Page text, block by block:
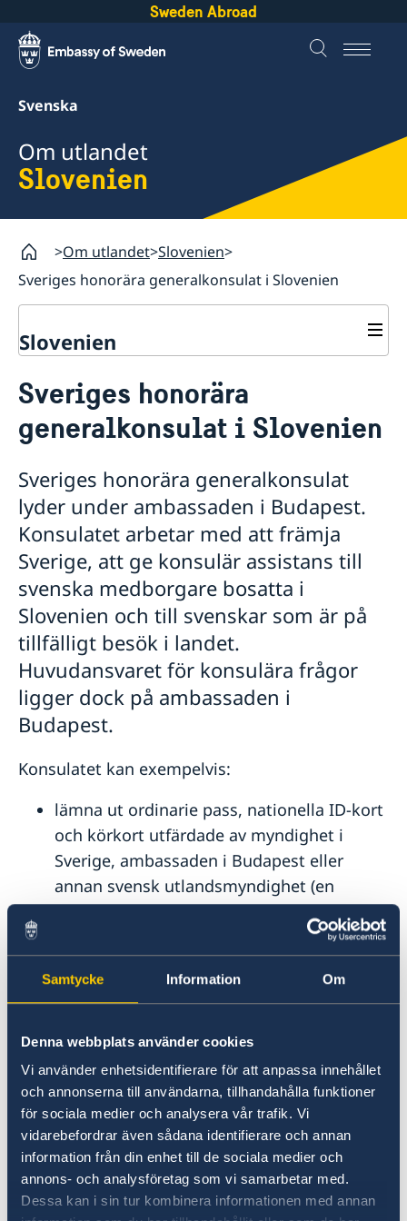
Samtycke Information Om
Denna webbplats använder cookies
Vi använder enhetsidentifierare för att anpassa innehållet
och annonserna till användarna, tillhandahålla funktioner
för sociala medier och analysera vår trafik. Vi
vidarebefordrar även sådana identifierare och annan
information från din enhet till de sociala medier och
annons- och analysföretag som vi samarbetar med.
Dessa kan i sin tur kombinera informationen med annan
Sweden Abroad
Svenska
Om utlandet
Slovenien
Om utlandet Slovenien
Sveriges honorära generalkonsulat i Slovenien
Slovenien
Hjälp till svenskar i Slovenien
Rösta i Slovenien
Pass och nationellt ID-kort
Boka tid för pass och nationellt ID-kort
Pass och nationellt ID-kort för vuxen
Pass och nationellt ID-kort för minderårig
Provisoriskt pass
Behålla svenskt medborgarskap
Äktenskapscertifikat
Samordningsnummer för barn
Levnadsintyg
Körkort
Reseinformation
Aktuella händelser
Allmänna säkerhetsläget
Terrorism
Naturförhållanden och katastrofer
In- och utresebestämmelser
Hälso- och sjukvård
Kriminalitet och personlig säkerhet
Trafiksäkerhet
Resa i landet
Om Slovenien
Om olyckan är framme
Sveriges honorära generalkonsulat i
Slovenien
Sveriges honorära
generalkonsulat i Slovenien
Sveriges honorära generalkonsulat
lyder under ambassaden i Budapest.
Konsulatet arbetar med att främja
Sverige, att ge konsulär assistans till
svenska medborgare bosatta i
Slovenien och till svenskar som är på
tillfälligt besök i landet.
Huvudansvaret för konsulära frågor
ligger dock på ambassaden i
Budapest.
Konsulatet kan exempelvis:
lämna ut ordinarie pass, nationella ID-kort
och körkort utfärdade av myndighet i
Sverige, ambassaden i Budapest eller
annan svensk utlandsmyndighet (en
utlämningsavgift tillkommer).
lämna ut blanketter för förnyelse av
körkort för personer som är folkbokförda i
Sverige.
originaldokument till ambassaden i
Budapest gällande ansökan om
äktenskapscertifikat.
bestyrka levnadsintyg.
ge råd om hur du kan lösa din situation
om du hamnar i en nödsituation
utomlands.
begära att få besöka dig i häktet/fängelset